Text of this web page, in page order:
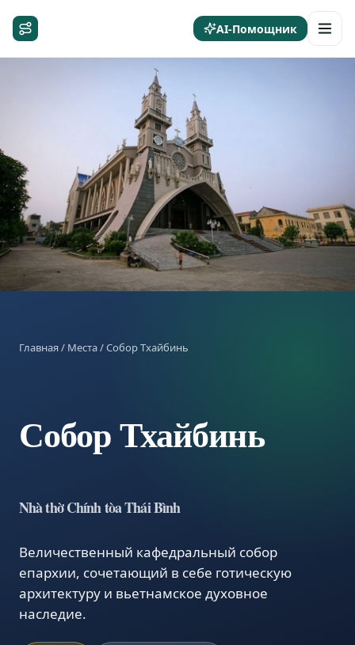
AI-Помощник
Главная/ Места/ Собор Тхайбинь
Собор Тхайбинь
Nhà thờ Chính tòa Thái Bình
Величественный кафедральный собор
епархии, сочетающий в себе готическую
архитектуру и вьетнамское духовное
наследие.